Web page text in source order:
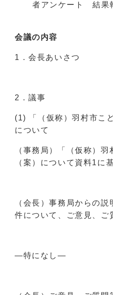
者アンケート 結果
会議の内容
1．会長あいさつ
2．議事
(1) 「（仮称）羽村市こ
について
（事務局）「（仮称）
（案）について資料1に
（会長）事務局からの
件について、ご意見、ご
―特になし―